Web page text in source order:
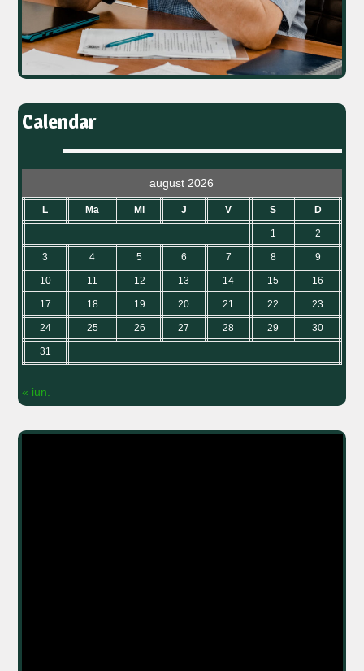
Calendar
august 2026
L Ma Mi J V S D
1 2
3 4 5 6 7 8 9
10 11 12 13 14 15 16
17 18 19 20 21 22 23
24 25 26 27 28 29 30
31
« iun.